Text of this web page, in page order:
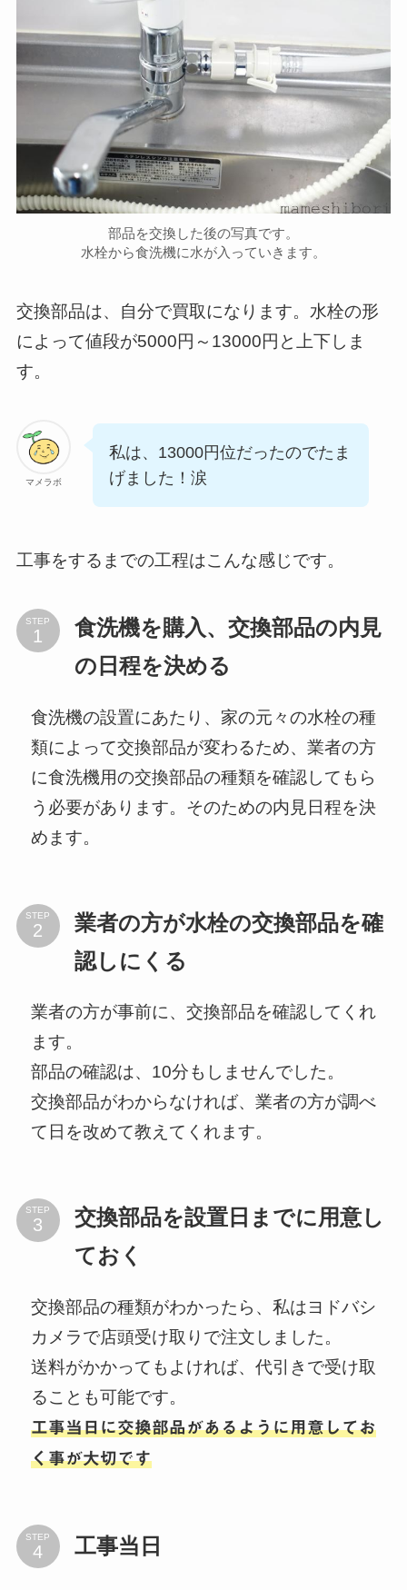
部品を交換した後の写真です。
水栓から食洗機に水が入っていきます。
交換部品は、自分で買取になります。水栓の形
によって値段が5000円～13000円と上下しま
す。
マメラボ
私は、13000円位だったのでたま
げました！涙
工事をするまでの工程はこんな感じです。
STEP
食洗機を購入、交換部品の内見
の日程を決める
食洗機の設置にあたり、家の元々の水栓の種
類によって交換部品が変わるため、業者の方
に食洗機用の交換部品の種類を確認してもら
う必要があります。そのための内見日程を決
めます。
STEP
業者の方が水栓の交換部品を確
認しにくる
業者の方が事前に、交換部品を確認してくれ
ます。
部品の確認は、10分もしませんでした。
交換部品がわからなければ、業者の方が調べ
て日を改めて教えてくれます。
STEP
交換部品を設置日までに用意し
ておく
交換部品の種類がわかったら、私はヨドバシ
カメラで店頭受け取りで注文しました。
送料がかかってもよければ、代引きで受け取
ることも可能です。
工事当日に交換部品があるように用意してお
く事が大切です
STEP 工事当日